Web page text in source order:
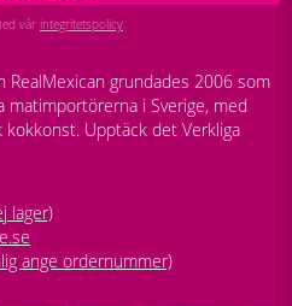
vår integritetspolicy
grundades 2006 som
matimportörerna i Sverige, med
Upptäck det Verkliga
lager)
ange ordernummer)